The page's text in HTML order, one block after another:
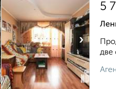
›
5
две